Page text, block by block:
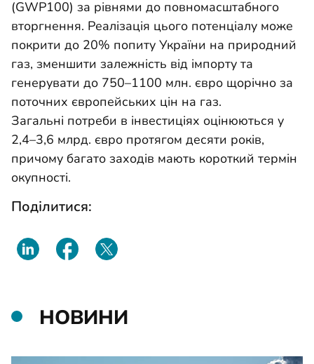
(GWP100) за рівнями до повномасштабного
вторгнення. Реалізація цього потенціалу може
покрити до 20% попиту України на природний
газ, зменшити залежність від імпорту та
генерувати до 750–1100 млн. євро щорічно за
поточних європейських цін на газ.
Загальні потреби в інвестиціях оцінюються у
2,4–3,6 млрд. євро протягом десяти років,
причому багато заходів мають короткий термін
окупності.
Поділитися:
НОВИНИ